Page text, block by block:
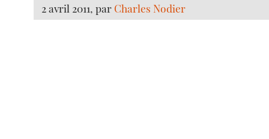
2 avril 2011, par Charles Nodier